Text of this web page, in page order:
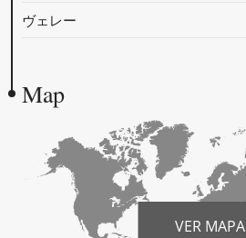
ヴェレー
Map
VER MAPA